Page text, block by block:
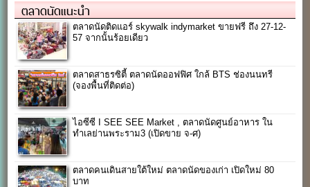
ตลาดนัดแนะนำ
ตลาดนัดติดแอร์ skywalk indymarket ขายฟรี ถึง 27-12-
57 จากนั้นร้อยเดียว
ตลาดสาธรซิตี้ ตลาดนัดออฟฟิศ ใกล้ BTS ช่องนนทรี
(จองพื้นที่ติดต่อ)
ไอซีซี I SEE SEE Market , ตลาดนัดศูนย์อาหาร ใน
ทำเลย่านพระราม3 (เปิดขาย จ-ศ)
ตลาดคนเดินสายใต้ใหม่ ตลาดนัดของเก่า เปิดใหม่ 80
บาท